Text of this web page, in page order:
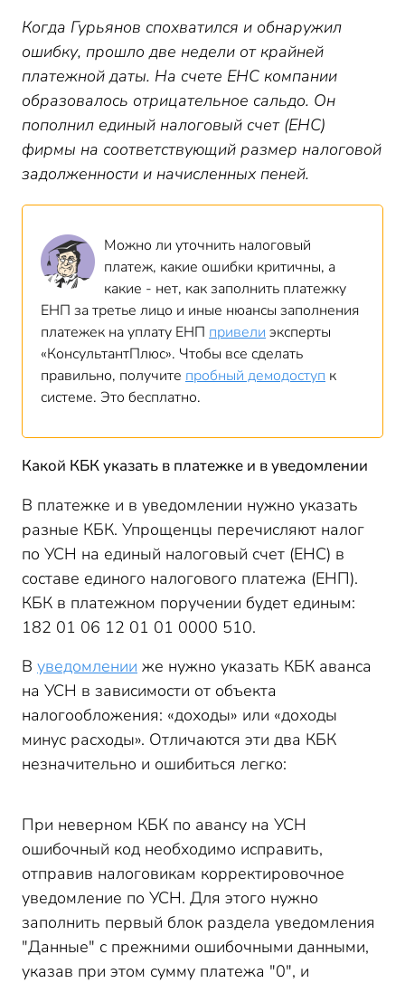
Когда Гурьянов спохватился и обнаружил
ошибку, прошло две недели от крайней
платежной даты. На счете ЕНС компании
образовалось отрицательное сальдо. Он
пополнил единый налоговый счет (ЕНС)
фирмы на соответствующий размер налоговой
задолженности и начисленных пеней.
Можно ли уточнить налоговый
платеж, какие ошибки критичны, а
какие - нет, как заполнить платежку
ЕНП за третье лицо и иные нюансы заполнения
платежек на уплату ЕНП привели эксперты
«КонсультантПлюс». Чтобы все сделать
правильно, получите пробный демодоступ к
системе. Это бесплатно.
Какой КБК указать в платежке и в уведомлении
В платежке и в уведомлении нужно указать
разные КБК. Упрощенцы перечисляют налог
по УСН на единый налоговый счет (ЕНС) в
составе единого налогового платежа (ЕНП).
КБК в платежном поручении будет единым:
182 01 06 12 01 01 0000 510.
В уведомлении же нужно указать КБК аванса
на УСН в зависимости от объекта
налогообложения: «доходы» или «доходы
минус расходы». Отличаются эти два КБК
незначительно и ошибиться легко:
При неверном КБК по авансу на УСН
ошибочный код необходимо исправить,
отправив налоговикам корректировочное
уведомление по УСН. Для этого нужно
заполнить первый блок раздела уведомления
"Данные" с прежними ошибочными данными,
указав при этом сумму платежа "0", и